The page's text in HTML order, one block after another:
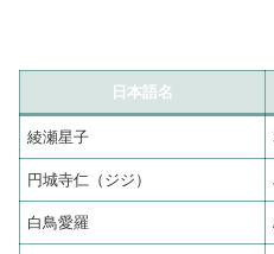
日本語名
綾瀬星子
円城寺仁（ジジ）
白鳥愛羅